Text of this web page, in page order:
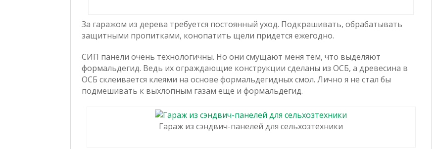
За гаражом из дерева требуется постоянный уход. Подкрашивать, обрабатывать
защитными пропитками, конопатить щели придется ежегодно.
СИП панели очень технологичны. Но они смущают меня тем, что выделяют
формальдегид. Ведь их ограждающие конструкции сделаны из ОСБ, а древесина в
ОСБ склеивается клеями на основе формальдегидных смол. Лично я не стал бы
подмешивать к выхлопным газам еще и формальдегид.
Гараж из сэндвич-панелей для сельхозтехники